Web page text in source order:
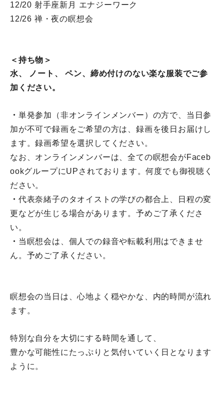
12/20 射手座新月 エナジーワーク
12/26 禅・夜の瞑想会
＜持ち物＞
水、 ノート、 ペン、締め付けのない楽な服装でご参
加ください。
・ 単発参加（非オンラインメンバー）の方で、 当日参
加が不可で録画をご希望の方は、録画を後日お届けし
ます。録画希望を選択してください。
なお、オンラインメンバーは、全ての瞑想会がFaceb
ookグループにUPされております。何度でも御視聴く
ださい。
・ 代表奈緒子のタオイストの学びの都合上、
日程の変
更などが生じる場合があります。予めご了承くださ
い。
・ 当瞑想会は、個人での録音や転載利用はできませ
ん。 予めご了承ください。
瞑想会の当日は、心地よく穏やかな、内的時間が流れ
ます。
特別な自分を大切にする時間を通して、
豊かな可能性にたっぷりと気付いていく日となります
ように。